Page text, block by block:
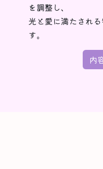
を調整し、
光と愛に満たされ
す。
内